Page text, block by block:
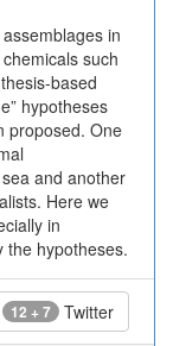
in
such
based
hypotheses
proposed. One
and another
Here we
in
the hypotheses.
12 + 7 Twitter